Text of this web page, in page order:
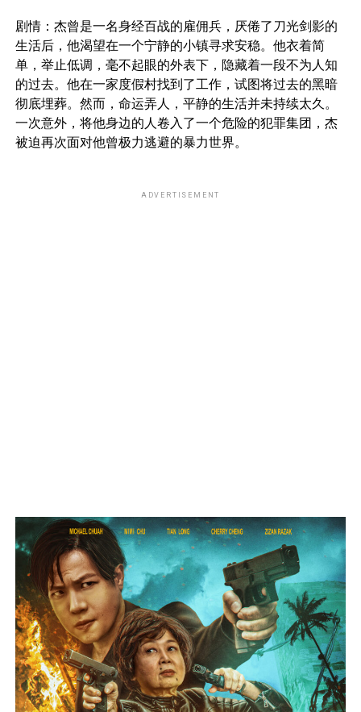
剧情：杰曾是一名身经百战的雇佣兵，厌倦了刀光剑影的
生活后，他渴望在一个宁静的小镇寻求安稳。他衣着简
单，举止低调，毫不起眼的外表下，隐藏着一段不为人知
的过去。他在一家度假村找到了工作，试图将过去的黑暗
彻底埋葬。然而，命运弄人，平静的生活并未持续太久。
一次意外，将他身边的人卷入了一个危险的犯罪集团，杰
被迫再次面对他曾极力逃避的暴力世界。
ADVERTISEMENT